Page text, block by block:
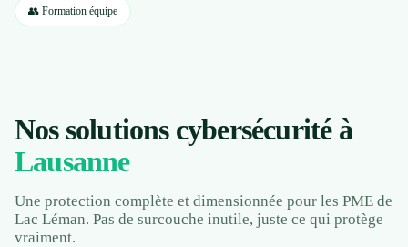
Région d'Yverdon 6
Broye
👥 Formation équipe
Nos solutions cybersécurité à
Lausanne
Une protection complète et dimensionnée pour les PME de
Lac Léman. Pas de surcouche inutile, juste ce qui protège
vraiment.